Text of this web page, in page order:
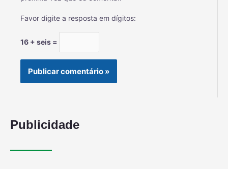
Favor digite a resposta em dígitos:
16 + seis =
Publicidade